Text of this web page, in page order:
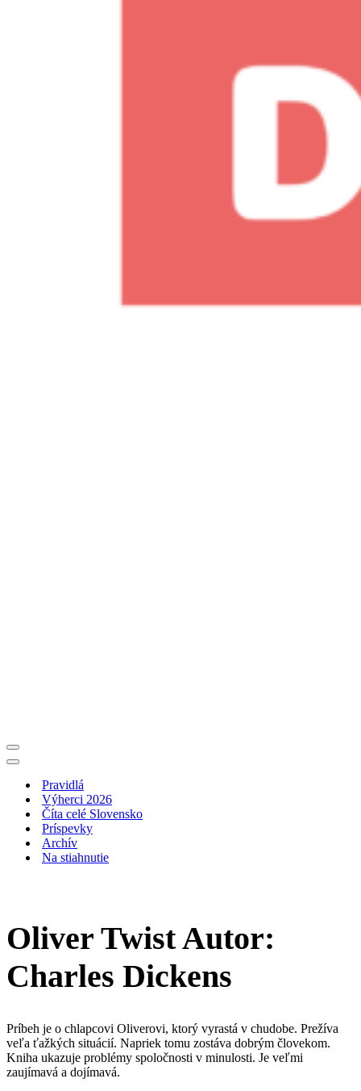
Menu
navigácie
Menu
navigáciePravidlá
Výherci 2026
Číta celé Slovensko
Príspevky
Archív
Na stiahnutie
Oliver Twist Autor:
Charles Dickens
Príbeh je o chlapcovi Oliverovi, ktorý vyrastá v chudobe. Prežíva
veľa ťažkých situácií. Napriek tomu zostáva dobrým človekom.
Kniha ukazuje problémy spoločnosti v minulosti. Je veľmi
zaujímavá a dojímavá.